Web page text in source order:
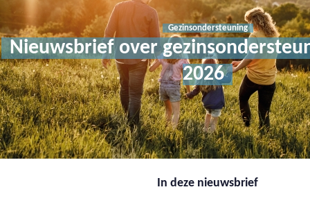
Gezinsondersteuning
Nieuwsbrief over
2026
In deze nieuwsbrief